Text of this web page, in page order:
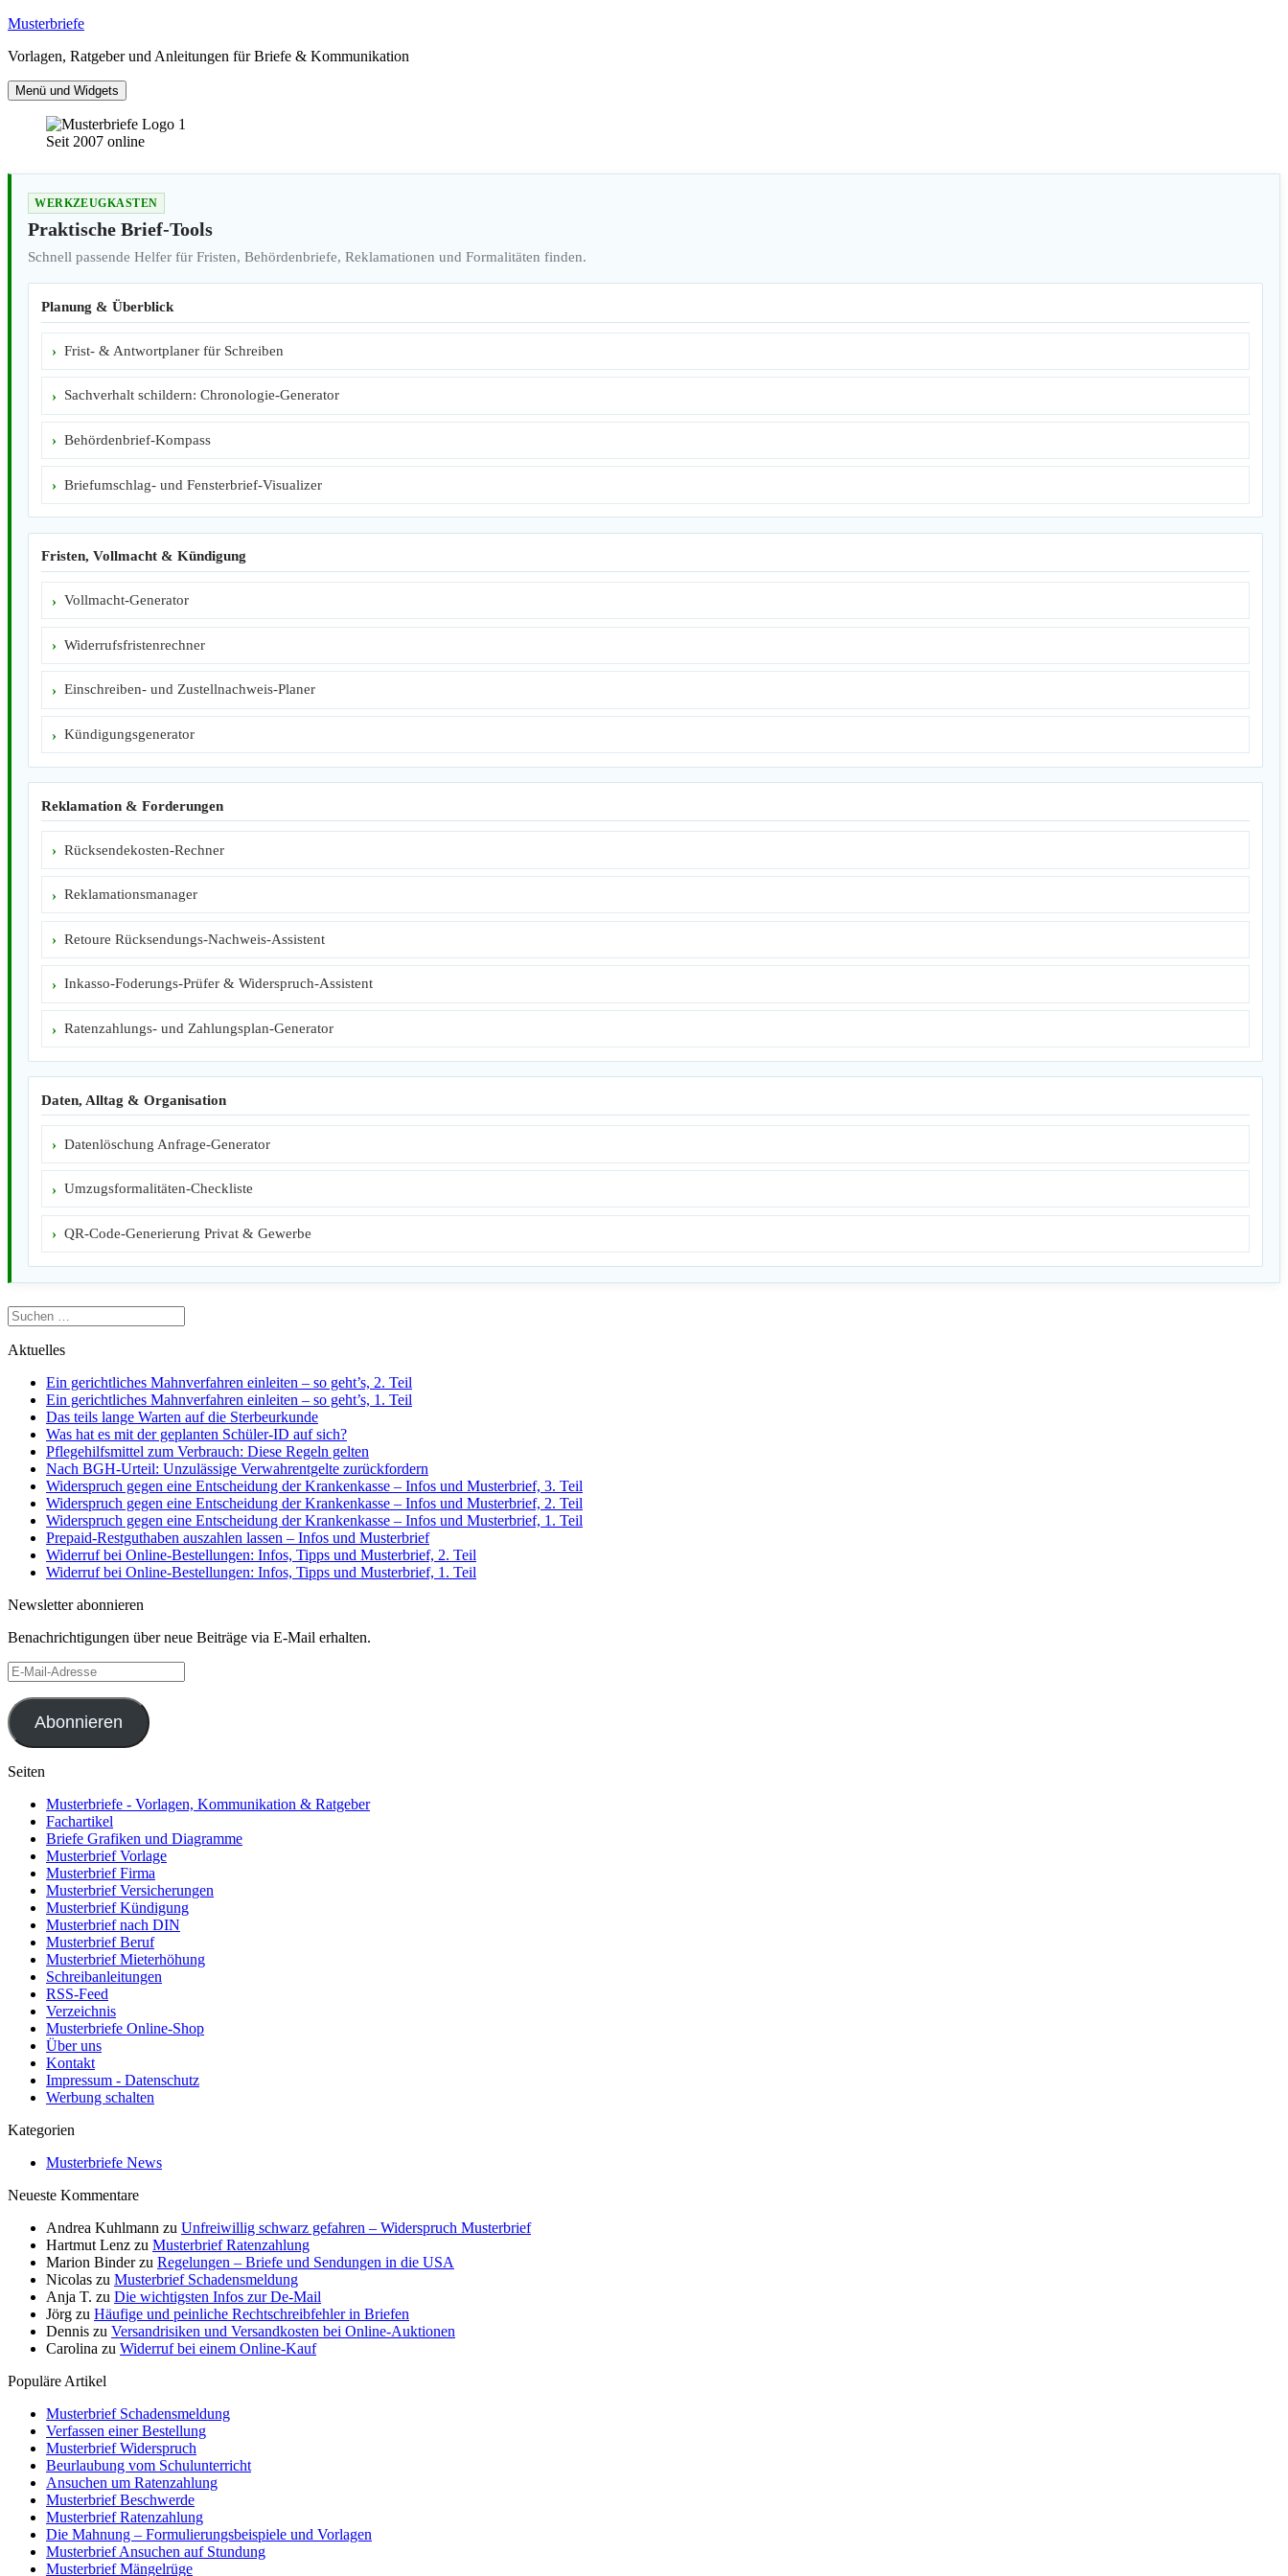
Zum
springen
Musterbriefe
Vorlagen, Ratgeber und Anleitungen für Briefe & Kommunikation
Menü und Widgets
Seit 2007 online
WERKZEUGKASTEN
Praktische Brief-Tools
Schnell passende Helfer für Fristen, Behördenbriefe, Reklamationen und Formalitäten finden.
Planung & Überblick
Frist- & Antwortplaner für Schreiben
Sachverhalt schildern: Chronologie-Generator
Behördenbrief-Kompass
Briefumschlag- und Fensterbrief-Visualizer
Fristen, Vollmacht & Kündigung
Vollmacht-Generator
Widerrufsfristenrechner
Einschreiben- und Zustellnachweis-Planer
Kündigungsgenerator
Reklamation & Forderungen
Rücksendekosten-Rechner
Reklamationsmanager
Retoure Rücksendungs-Nachweis-Assistent
Inkasso-Foderungs-Prüfer & Widerspruch-Assistent
Ratenzahlungs- und Zahlungsplan-Generator
Daten, Alltag & Organisation
Datenlöschung Anfrage-Generator
Umzugsformalitäten-Checkliste
QR-Code-Generierung Privat & Gewerbe
Suchen
nach:
Aktuelles
Ein gerichtliches Mahnverfahren einleiten – so geht’s, 2. Teil
Ein gerichtliches Mahnverfahren einleiten – so geht’s, 1. Teil
Das teils lange Warten auf die Sterbeurkunde
Was hat es mit der geplanten Schüler-ID auf sich?
Pflegehilfsmittel zum Verbrauch: Diese Regeln gelten
Nach BGH-Urteil: Unzulässige Verwahrentgelte zurückfordern
Widerspruch gegen eine Entscheidung der Krankenkasse – Infos und Musterbrief, 3. Teil
Widerspruch gegen eine Entscheidung der Krankenkasse – Infos und Musterbrief, 2. Teil
Widerspruch gegen eine Entscheidung der Krankenkasse – Infos und Musterbrief, 1. Teil
Prepaid-Restguthaben auszahlen lassen – Infos und Musterbrief
Widerruf bei Online-Bestellungen: Infos, Tipps und Musterbrief, 2. Teil
Widerruf bei Online-Bestellungen: Infos, Tipps und Musterbrief, 1. Teil
Newsletter abonnieren
Benachrichtigungen über neue Beiträge via E-Mail erhalten.
E-
Mail-
Adresse
Abonnieren
Seiten
Musterbriefe - Vorlagen, Kommunikation & Ratgeber
Fachartikel
Briefe Grafiken und Diagramme
Musterbrief Vorlage
Musterbrief Firma
Musterbrief Versicherungen
Musterbrief Kündigung
Musterbrief nach DIN
Musterbrief Beruf
Musterbrief Mieterhöhung
Schreibanleitungen
RSS-Feed
Verzeichnis
Musterbriefe Online-Shop
Über uns
Kontakt
Impressum - Datenschutz
Werbung schalten
Kategorien
Musterbriefe News
Neueste Kommentare
Andrea Kuhlmann zu Unfreiwillig schwarz gefahren – Widerspruch Musterbrief
Hartmut Lenz zu Musterbrief Ratenzahlung
Marion Binderzu Regelungen – Briefe und Sendungen in die USA
Nicolas zu Musterbrief Schadensmeldung
Anja T. zu Die wichtigsten Infos zur De-Mail
Jörg zu Häufige und peinliche Rechtschreibfehler in Briefen
Dennis zu Versandrisiken und Versandkosten bei Online-Auktionen
Carolina zu Widerruf bei einem Online-Kauf
Populäre Artikel
Musterbrief Schadensmeldung
Verfassen einer Bestellung
Musterbrief Widerspruch
Beurlaubung vom Schulunterricht
Ansuchen um Ratenzahlung
Musterbrief Beschwerde
Musterbrief Ratenzahlung
Die Mahnung – Formulierungsbeispiele und Vorlagen
Musterbrief Ansuchen auf Stundung
Musterbrief Mängelrüge